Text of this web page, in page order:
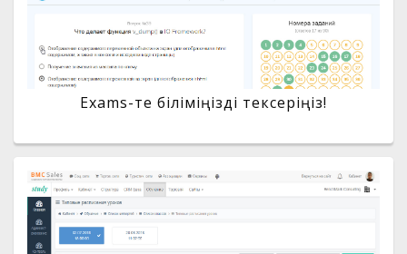
Exams-те біліміңізді тексеріңіз!